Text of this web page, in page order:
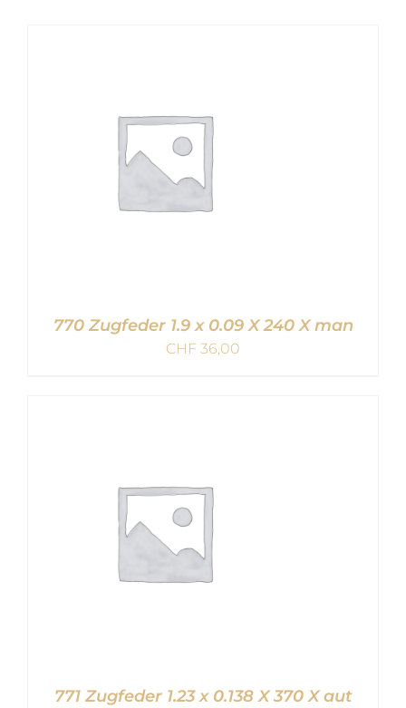
770 Zugfeder 1.9 x 0.09 X 240 X man
CHF 36,00
771 Zugfeder 1.23 x 0.138 X 370 X aut